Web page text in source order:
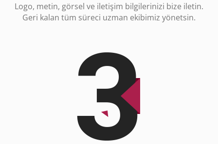
Logo, metin, görsel ve iletişim bilgilerinizi bize iletin.
Geri kalan tüm süreci uzman ekibimiz yönetsin.